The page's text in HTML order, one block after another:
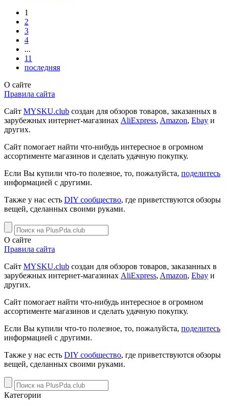
1
2
3
4
...
11
последняя
О сайте
Правила сайта
Сайт MYSKU.club cоздан для обзоров товаров, заказанных в
зарубежных интернет-магазинах AliExpress, Amazon, Ebay и
других.
Сайт помогает найти что-нибудь интересное в огромном
ассортименте магазинов и сделать удачную покупку.
Если Вы купили что-то полезное, то, пожалуйста, поделитесь
информацией с другими.
Также у нас есть DIY сообщество, где приветствуются обзоры
вещей, сделанных своими руками.
О сайте
Правила сайта
Сайт MYSKU.club cоздан для обзоров товаров, заказанных в
зарубежных интернет-магазинах AliExpress, Amazon, Ebay и
других.
Сайт помогает найти что-нибудь интересное в огромном
ассортименте магазинов и сделать удачную покупку.
Если Вы купили что-то полезное, то, пожалуйста, поделитесь
информацией с другими.
Также у нас есть DIY сообщество, где приветствуются обзоры
вещей, сделанных своими руками.
Категории